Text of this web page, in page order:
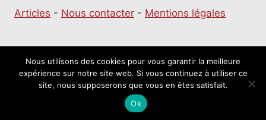
Articles - Nous contacter - Mentions légales
© 2026 Le moulin du Business
Nous utilisons des cookies pour vous garantir la meilleure
expérience sur notre site web. Si vous continuez à utiliser ce
site, nous supposerons que vous en êtes satisfait.
Ok